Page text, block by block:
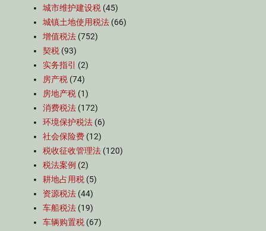
城市维护建设税 (45)
城镇土地使用税法 (66)
增值税法 (752)
契税 (93)
实务指引
(2)
房产税 (74)
房地产税 (1)
消费税法 (172)
环境保护税法 (6)
社会保险费 (12)
税收征收管理法 (120)
税法案例 (2)
耕地占用税 (5)
资源税法 (44)
车船税法 (19)
车辆购置税 (67)